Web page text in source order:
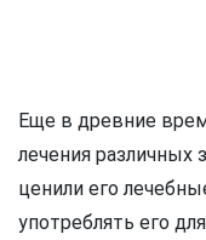
Еще в древние
лечения различных
ценили его
употреблять его